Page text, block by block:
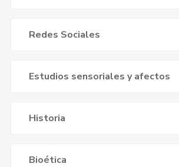
Redes Sociales
Estudios sensoriales y afectos
Historia
Bioética